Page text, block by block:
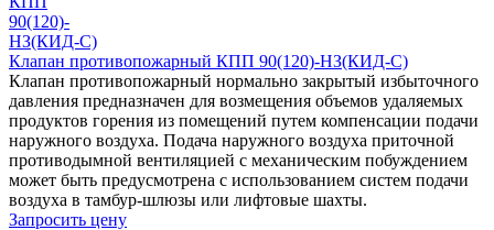
Клапан противопожарный КПП 90(120)-НЗ(КИД-С)
Клапан противопожарный нормально закрытый избыточного
давления предназначен для возмещения объемов удаляемых
продуктов горения из помещений путем компенсации подачи
наружного воздуха. Подача наружного воздуха приточной
противодымной вентиляцией с механическим побуждением
может быть предусмотрена с использованием систем подачи
воздуха в тамбур-шлюзы или лифтовые шахты.
Запросить цену